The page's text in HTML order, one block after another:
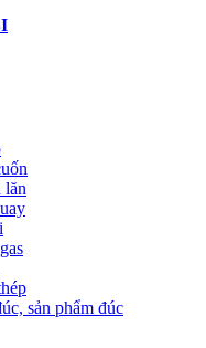
lăn
sản phẩm đúc